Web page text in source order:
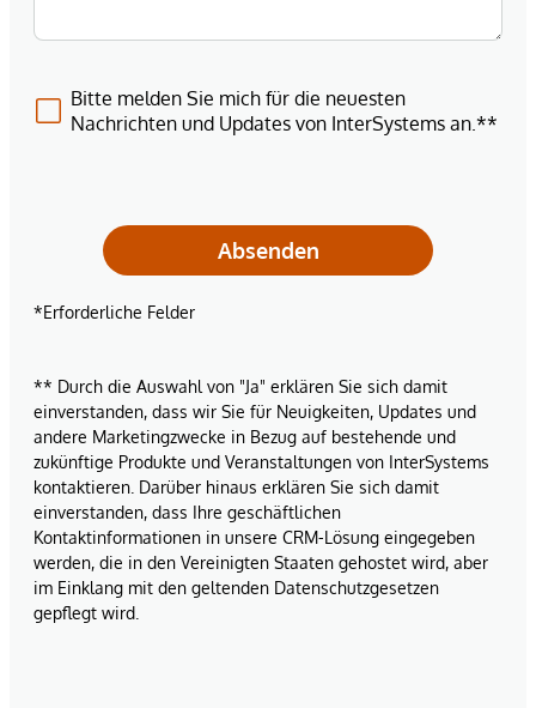
Bitte melden Sie mich für die neuesten
Nachrichten und Updates von InterSystems an.**
Absenden
*Erforderliche Felder
** Durch die Auswahl von "Ja" erklären Sie sich damit
einverstanden, dass wir Sie für Neuigkeiten, Updates und
andere Marketingzwecke in Bezug auf bestehende und
zukünftige Produkte und Veranstaltungen von InterSystems
kontaktieren. Darüber hinaus erklären Sie sich damit
einverstanden, dass Ihre geschäftlichen
Kontaktinformationen in unsere CRM-Lösung eingegeben
werden, die in den Vereinigten Staaten gehostet wird, aber
im Einklang mit den geltenden Datenschutzgesetzen
gepflegt wird.